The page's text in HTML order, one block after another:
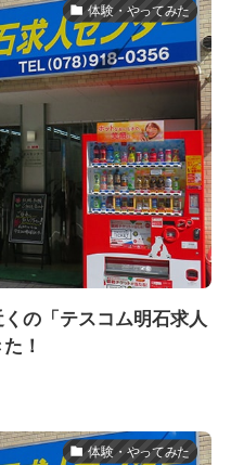
体験・やってみた
くの「テスコム明石求人
！
体験・やってみた